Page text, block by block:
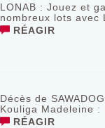
LONAB : Jouez et
nombreux lots avec
RÉAGIR
Décès de
Kouliga Madeleine :
RÉAGIR